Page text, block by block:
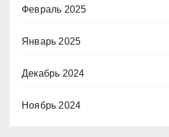
Февраль 2025
Январь 2025
Декабрь 2024
Ноябрь 2024